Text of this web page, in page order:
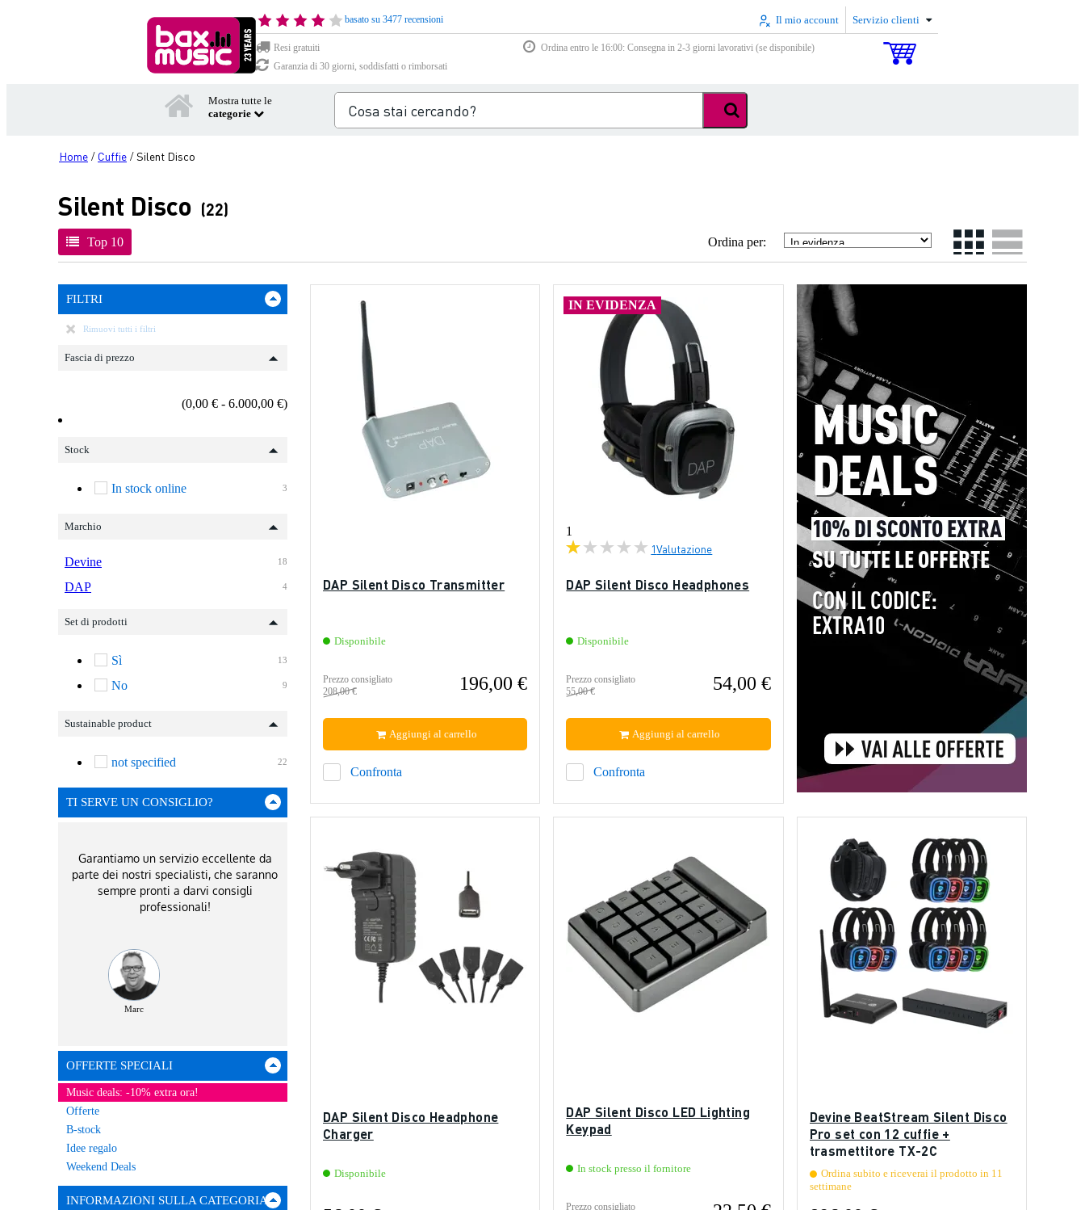
basato su 3477 recensioni Il mio account Servizio clienti
Resi gratuiti
Ordina entro le 16:00: Consegna in 2-3 giorni lavorativi (se disponibile)
Garanzia di 30 giorni, soddisfatti o rimborsati
Mostra tutte le
categorie
Home / Cuffie /Silent Disco
Silent Disco (22)
Top 10 Ordina per:
FILTRI
Rimuovi tutti i filtri
Fascia di prezzo
(0,00 € - 6.000,00 €)
Stock
3
In stock online
Marchio
18
Devine
4
DAP
Set di prodotti
13
Sì
9
No
Sustainable product
22
not specified
TI SERVE UN CONSIGLIO?
Garantiamo un servizio eccellente da
parte dei nostri specialisti, che saranno
sempre pronti a darvi consigli
professionali!
Marc
OFFERTE SPECIALI
Music deals: -10% extra ora!
Offerte
B-stock
Idee regalo
Weekend Deals
INFORMAZIONI SULLA CATEGORIA
DAP Silent Disco Transmitter
Disponibile
Prezzo consigliato
208,00 €
196,00 €
Confronta
Aggiungi al carrello
IN EVIDENZA
1
1Valutazione
DAP Silent Disco Headphones
Disponibile
Prezzo consigliato
55,00 €
54,00 €
Confronta
Aggiungi al carrello
DAP Silent Disco Headphone
Charger
Disponibile
DAP Silent Disco LED Lighting
Keypad
In stock presso il fornitore
Prezzo consigliato
Devine BeatStream Silent Disco
Pro set con 12 cuffie +
trasmettitore TX-2C
Ordina subito e riceverai il prodotto in 11
settimane